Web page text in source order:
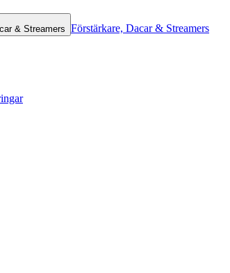
& Streamers Förstärkare, Dacar & Streamers